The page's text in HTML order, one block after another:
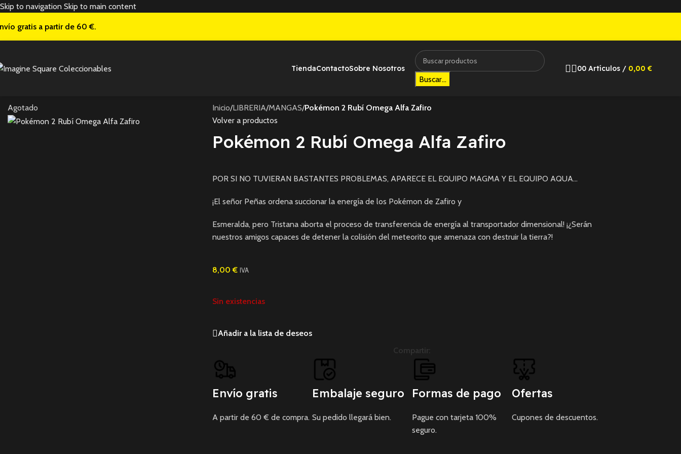
Skip to navigation Skip to main content
gratis a partir de 60 €.
TiendaContactoSobre Nosotros
Buscar...
00 Artículos / 0,00 €
Agotado Inicio/LIBRERIA/MANGAS/Pokémon 2 Rubí Omega Alfa Zafiro
Volver a productos
Pokémon 2 Rubí Omega Alfa Zafiro
POR SI NO TUVIERAN BASTANTES PROBLEMAS, APARECE EL EQUIPO MAGMA Y EL EQUIPO AQUA…
¡El señor Peñas ordena succionar la energía de los Pokémon de Zafiro y
Esmeralda, pero Tristana aborta el proceso de transferencia de energía al transportador dimensional! ¡¿Serán
nuestros amigos capaces de detener la colisión del meteorito que amenaza con destruir la tierra?!
8,00€ IVA
Sin existencias
Añadir a la lista de deseos
Compartir:
Envío gratis
A partir de 60 € de compra.
Embalaje seguro
Su pedido llegará bien.
Formas de pago
Pague con tarjeta 100%
seguro.
Ofertas
Cupones de descuentos.